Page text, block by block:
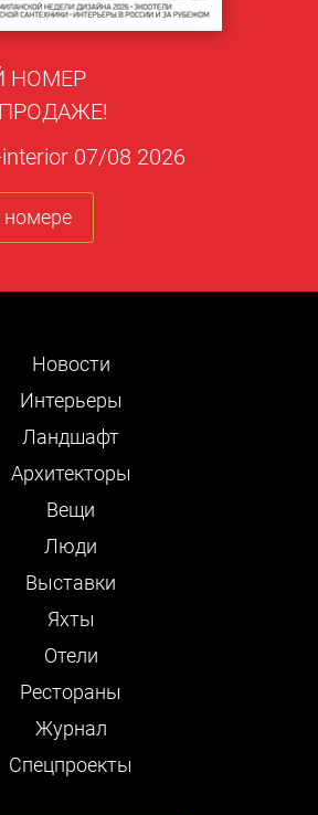
НОМЕР
interior 07/08 2026
номере
Новости
Интерьеры
Ландшафт
Архитекторы
Вещи
Люди
Выставки
Яхты
Отели
Рестораны
Журнал
Cпецпроекты